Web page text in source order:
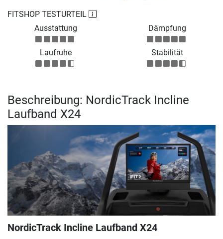
FITSHOP TESTURTEIL
Ausstattung
Dämpfung
Laufruhe Stabilität
Beschreibung: NordicTrack Incline
Laufband X24
NordicTrack Incline Laufband X24